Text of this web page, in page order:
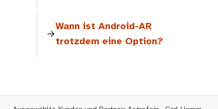
Wann ist Android-AR
trotzdem eine Option?